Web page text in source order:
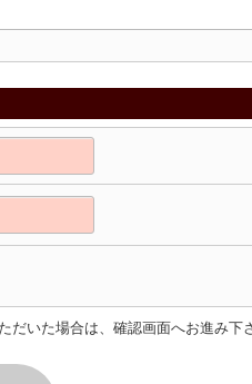
いた場合は、確認画面へお進み下